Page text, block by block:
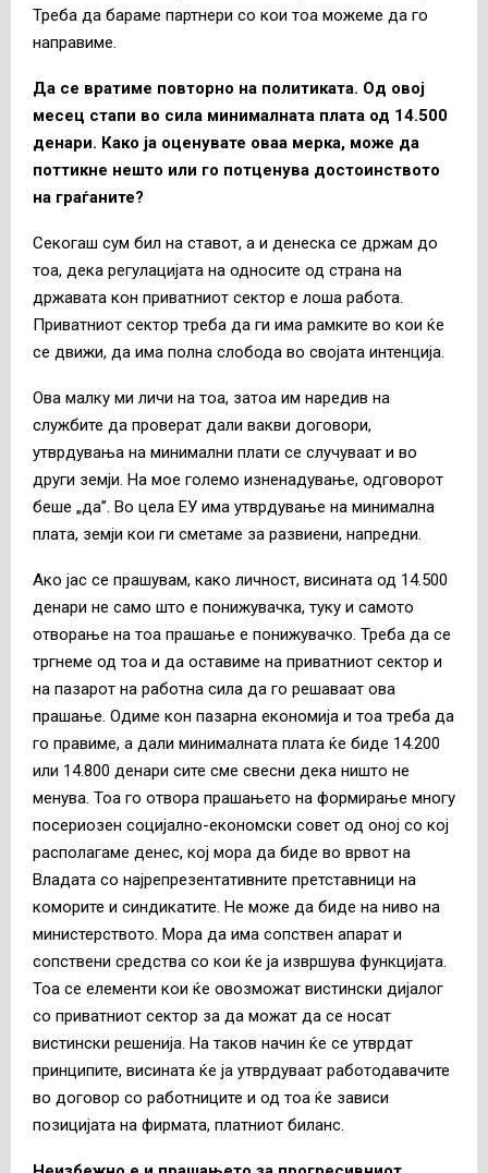
Треба да бараме партнери со кои тоа можеме да го
направиме.
Да се вратиме повторно на политиката. Од овој
месец стапи во сила минималната плата од 14.500
денари. Како ја оценувате оваа мерка, може да
поттикне нешто или го потценува достоинството
на граѓаните?
Секогаш сум бил на ставот, а и денеска се држам до
тоа, дека регулацијата на односите од страна на
државата кон приватниот сектор е лоша работа.
Приватниот сектор треба да ги има рамките во кои ќе
се движи, да има полна слобода во својата интенција.
Ова малку ми личи на тоа, затоа им наредив на
службите да проверат дали вакви договори,
утврдувања на минимални плати се случуваат и во
други земји. На мое големо изненадување, одговорот
беше „да”. Во цела ЕУ има утврдување на минимална
плата, земји кои ги сметаме за развиени, напредни.
Ако јас се прашувам, како личност, висината од 14.500
денари не само што е понижувачка, туку и самото
отворање на тоа прашање е понижувачко. Треба да се
тргнеме од тоа и да оставиме на приватниот сектор и
на пазарот на работна сила да го решаваат ова
прашање. Одиме кон пазарна економија и тоа треба да
го правиме, а дали минималната плата ќе биде 14.200
или 14.800 денари сите сме свесни дека ништо не
менува. Тоа го отвора прашањето на формирање многу
посериозен социјално-економски совет од оној со кој
располагаме денес, кој мора да биде во врвот на
Владата со најрепрезентативните претставници на
коморите и синдикатите. Не може да биде на ниво на
министерството. Мора да има сопствен апарат и
сопствени средства со кои ќе ја извршува функцијата.
Тоа се елементи кои ќе овозможат вистински дијалог
со приватниот сектор за да можат да се носат
вистински решенија. На таков начин ќе се утврдат
принципите, висината ќе ја утврдуваат работодавачите
во договор со работниците и од тоа ќе зависи
позицијата на фирмата, платниот биланс.